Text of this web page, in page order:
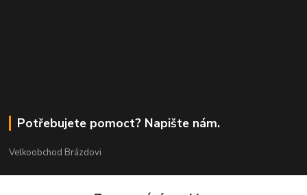
Potřebujete pomoct? Napište nám.
Velkoobchod Brázdovi